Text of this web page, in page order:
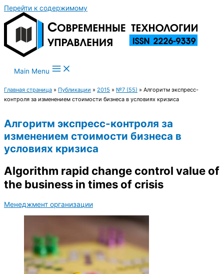
Перейти к содержимому
Main Menu
Главная страница » Публикации » 2015 » №7 (55) » Алгоритм экспресс-
контроля за изменением стоимости бизнеса в условиях кризиса
Алгоритм экспресс-контроля за
изменением стоимости бизнеса в
условиях кризиса
Algorithm rapid change control value of
the business in times of crisis
Менеджмент организации